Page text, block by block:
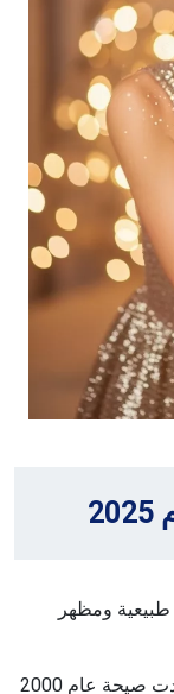
ومظهر
- ظلال عيون معدنية. عادت صيحة عام 2000